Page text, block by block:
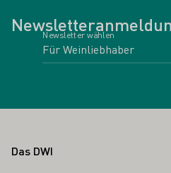
Newsletter wählen
Fußbereich
Das DWI